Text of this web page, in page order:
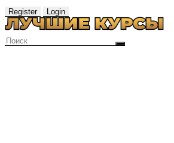
Register Login